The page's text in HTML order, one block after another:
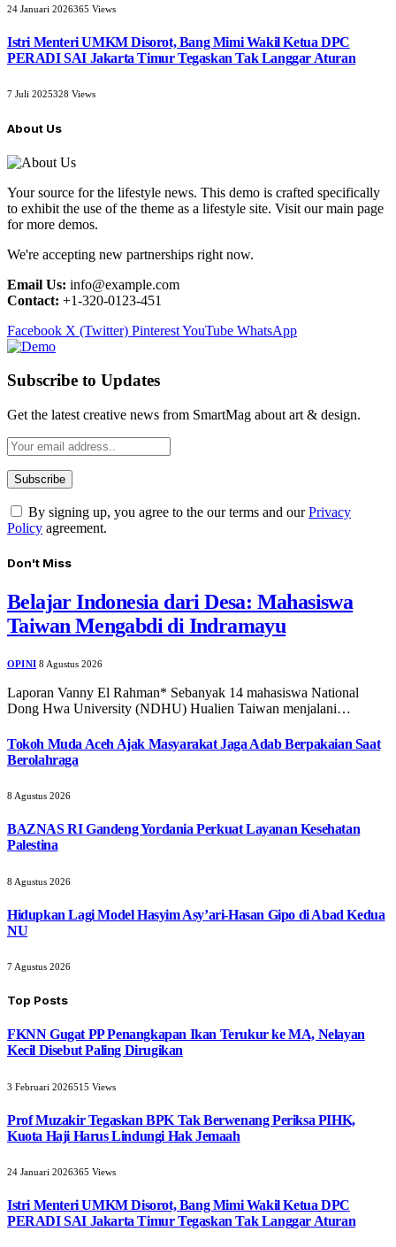
24 Januari 2026365 Views
Istri Menteri UMKM Disorot, Bang Mimi Wakil Ketua DPC
PERADI SAI Jakarta Timur Tegaskan Tak Langgar Aturan
7 Juli 2025328 Views
About Us
Your source for the lifestyle news. This demo is crafted specifically
to exhibit the use of the theme as a lifestyle site. Visit our main page
for more demos.
We're accepting new partnerships right now.
Email Us: info@example.com
Contact: +1-320-0123-451
Facebook X (Twitter) PinterestYouTube WhatsApp
Subscribe to Updates
Get the latest creative news from SmartMag about art & design.
By signing up, you agree to the our terms and ourPrivacy
Policy agreement.
Don't Miss
Belajar Indonesia dari Desa: Mahasiswa
Taiwan Mengabdi di Indramayu
OPINI 8 Agustus 2026
Laporan Vanny El Rahman* Sebanyak 14 mahasiswa National
Dong Hwa University (NDHU) Hualien Taiwan menjalani…
Tokoh Muda Aceh Ajak Masyarakat Jaga Adab Berpakaian Saat
Berolahraga
8 Agustus 2026
BAZNAS RI Gandeng Yordania Perkuat Layanan Kesehatan
Palestina
8 Agustus 2026
Hidupkan Lagi Model Hasyim Asy’ari-Hasan Gipo di Abad Kedua
NU
7 Agustus 2026
Top Posts
FKNN Gugat PP Penangkapan Ikan Terukur ke MA, Nelayan
Kecil Disebut Paling Dirugikan
3 Februari 2026515 Views
Prof Muzakir Tegaskan BPK Tak Berwenang Periksa PIHK,
Kuota Haji Harus Lindungi Hak Jemaah
24 Januari 2026365 Views
Istri Menteri UMKM Disorot, Bang Mimi Wakil Ketua DPC
PERADI SAI Jakarta Timur Tegaskan Tak Langgar Aturan